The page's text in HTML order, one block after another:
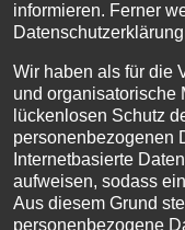
informieren. Ferner
Wir haben als für die
und organisatorische
lückenlosen Schutz
personenbezogenen
Internetbasierte
aufweisen, sodass
Aus diesem Grund
personenbezogene